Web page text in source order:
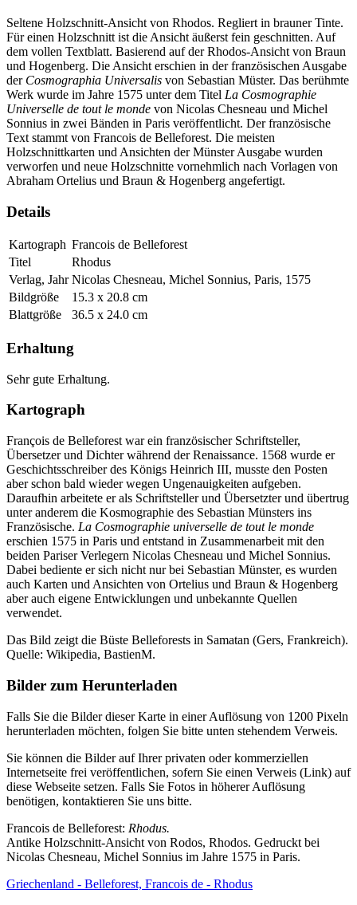
Seltene Holzschnitt-Ansicht von Rhodos. Regliert in brauner Tinte.
Für einen Holzschnitt ist die Ansicht äußerst fein geschnitten. Auf
dem vollen Textblatt. Basierend auf der Rhodos-Ansicht von Braun
und Hogenberg. Die Ansicht erschien in der französischen Ausgabe
der Cosmographia Universalis von Sebastian Müster. Das berühmte
Werk wurde im Jahre 1575 unter dem Titel La Cosmographie
Universelle de tout le monde von Nicolas Chesneau und Michel
Sonnius in zwei Bänden in Paris veröffentlicht. Der französische
Text stammt von Francois de Belleforest. Die meisten
Holzschnittkarten und Ansichten der Münster Ausgabe wurden
verworfen und neue Holzschnitte vornehmlich nach Vorlagen von
Abraham Ortelius und Braun & Hogenberg angefertigt.
Details
Kartograph Francois de Belleforest
Titel
Rhodus
Verlag, Jahr Nicolas Chesneau, Michel Sonnius, Paris, 1575
Bildgröße
15.3 x 20.8 cm
Blattgröße
36.5 x 24.0 cm
Erhaltung
Sehr gute Erhaltung.
Kartograph
François de Belleforest war ein französischer Schriftsteller,
Übersetzer und Dichter während der Renaissance. 1568 wurde er
Geschichtsschreiber des Königs Heinrich III, musste den Posten
aber schon bald wieder wegen Ungenauigkeiten aufgeben.
Daraufhin arbeitete er als Schriftsteller und Übersetzter und übertrug
unter anderem die Kosmographie des Sebastian Münsters ins
Französische. La Cosmographie universelle de tout le monde
erschien 1575 in Paris und entstand in Zusammenarbeit mit den
beiden Pariser Verlegern Nicolas Chesneau und Michel Sonnius.
Dabei bediente er sich nicht nur bei Sebastian Münster, es wurden
auch Karten und Ansichten von Ortelius und Braun & Hogenberg
aber auch eigene Entwicklungen und unbekannte Quellen
verwendet.
Das Bild zeigt die Büste Belleforests in Samatan (Gers, Frankreich).
Quelle: Wikipedia, BastienM.
Bilder zum Herunterladen
Falls Sie die Bilder dieser Karte in einer Auflösung von 1200 Pixeln
herunterladen möchten, folgen Sie bitte unten stehendem Verweis.
Sie können die Bilder auf Ihrer privaten oder kommerziellen
Internetseite frei veröffentlichen, sofern Sie einen Verweis (Link) auf
diese Webseite setzen. Falls Sie Fotos in höherer Auflösung
benötigen, kontaktieren Sie uns bitte.
Francois de Belleforest: Rhodus.
Antike Holzschnitt-Ansicht von Rodos, Rhodos. Gedruckt bei
Nicolas Chesneau, Michel Sonnius im Jahre 1575 in Paris.
Griechenland - Belleforest, Francois de - Rhodus